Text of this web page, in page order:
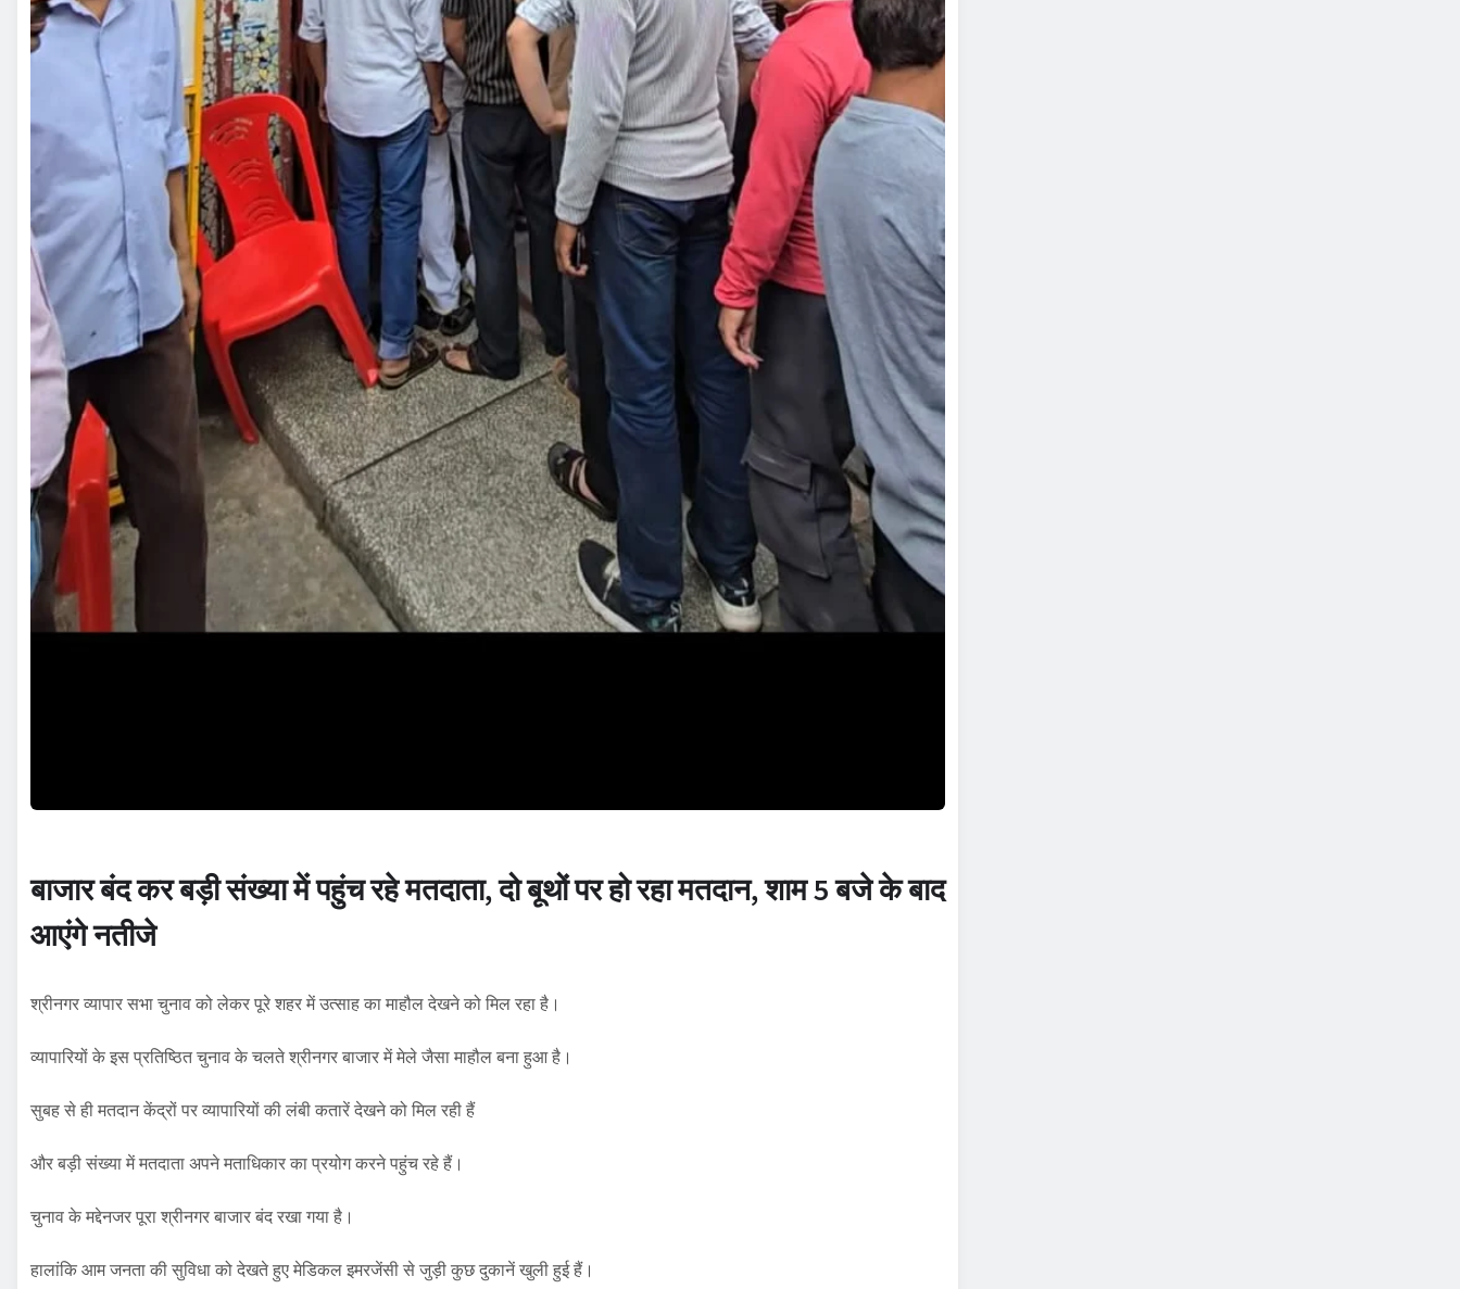
बाजार बंद कर बड़ी संख्या में पहुंच रहे मतदाता, दो बूथों पर हो रहा मतदान, शाम 5 बजे के बाद
आएंगे नतीजे
श्रीनगर व्यापार सभा चुनाव को लेकर पूरे शहर में उत्साह का माहौल देखने को मिल रहा है।
व्यापारियों के इस प्रतिष्ठित चुनाव के चलते श्रीनगर बाजार में मेले जैसा माहौल बना हुआ है।
सुबह से ही मतदान केंद्रों पर व्यापारियों की लंबी कतारें देखने को मिल रही हैं
और बड़ी संख्या में मतदाता अपने मताधिकार का प्रयोग करने पहुंच रहे हैं।
चुनाव के मद्देनजर पूरा श्रीनगर बाजार बंद रखा गया है।
हालांकि आम जनता की सुविधा को देखते हुए मेडिकल इमरजेंसी से जुड़ी कुछ दुकानें खुली हुई हैं।